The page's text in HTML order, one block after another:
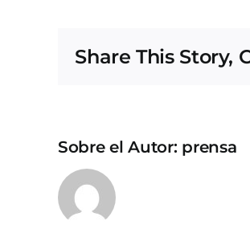
Share This Story,
Sobre el Autor: prensa